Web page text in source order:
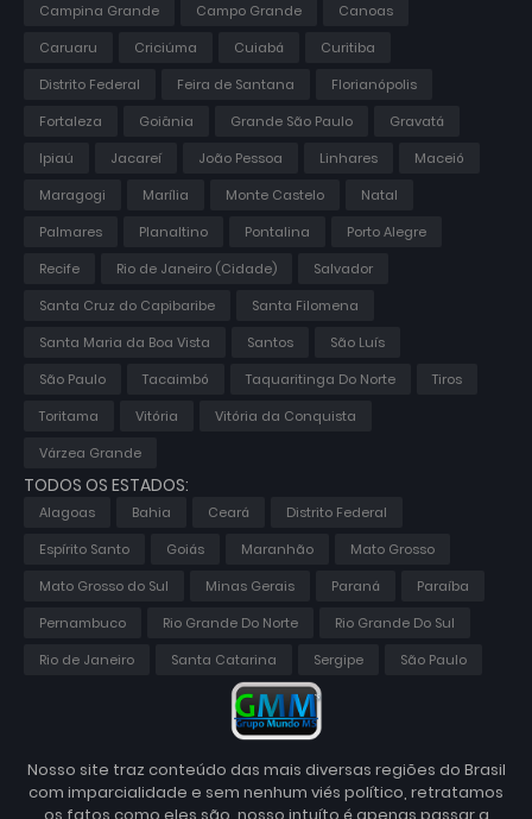
Campina Grande
Campo Grande
Canoas
Caruaru
Criciúma Cuiabá
Curitiba
Distrito Federal
Feira de Santana
Florianópolis
Fortaleza
Goiânia Grande São Paulo
Gravatá
Ipiaú
Jacareí João Pessoa Linhares
Maceió
Maragogi
Marília Monte Castelo
Natal
Palmares
Planaltino Pontalina
Porto Alegre
Recife
Rio de Janeiro (Cidade)
Salvador
Santa Cruz do Capibaribe
Santa Filomena
Santa Maria da Boa Vista
Santos
São Luís
São Paulo
Tacaimbó Taquaritinga Do Norte
Tiros
Toritama
Vitória
Vitória da Conquista
Várzea Grande
TODOS OS ESTADOS:
Alagoas Bahia Ceará
Distrito Federal
Espírito Santo
Goiás Maranhão
Mato Grosso
Mato Grosso do Sul
Minas Gerais Paraná
Paraíba
Pernambuco
Rio Grande Do Norte
Rio Grande Do Sul
Rio de Janeiro
Santa Catarina Sergipe São Paulo
Nosso site traz conteúdo das mais diversas regiões do Brasil
com imparcialidade e sem nenhum viés político, retratamos